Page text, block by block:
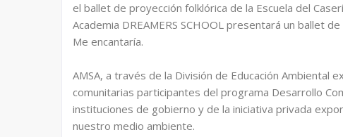
el ballet de proyección folklórica de la Escuela del
Academia DREAMERS SCHOOL presentará un ballet
Me encantaría.
AMSA, a través de la División de Educación Ambiental
comunitarias participantes del programa Desarrollo
instituciones de gobierno y de la iniciativa privada
nuestro medio ambiente.